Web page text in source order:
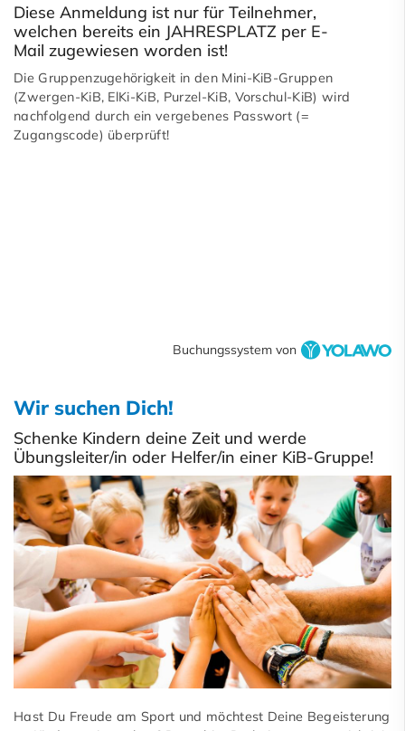
Diese Anmeldung ist nur für Teilnehmer,
welchen bereits ein JAHRESPLATZ per E-
Mail zugewiesen worden ist!
Die Gruppenzugehörigkeit in den Mini-KiB-Gruppen
(Zwergen-KiB, ElKi-KiB, Purzel-KiB, Vorschul-KiB) wird
nachfolgend durch ein vergebenes Passwort (=
Zugangscode) überprüft!
Buchungssystem von
Wir suchen Dich!
Schenke Kindern deine Zeit und werde
Übungsleiter/in oder Helfer/in einer KiB-Gruppe!
Hast Du Freude am Sport und möchtest Deine Begeisterung